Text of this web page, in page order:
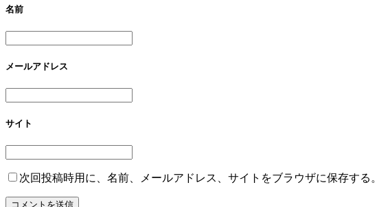
名前
メールアドレス
サイト
次回投稿時用に、名前、メールアドレス、サイトをブラウザに保存する。